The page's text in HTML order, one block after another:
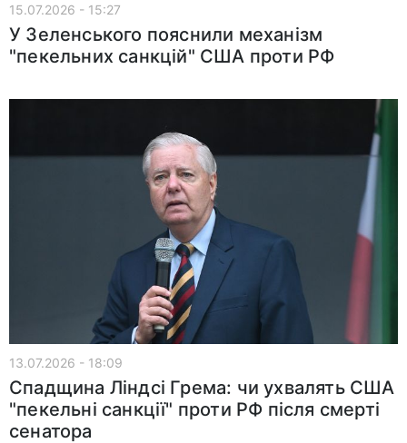
15.07.2026 - 15:27
У Зеленського пояснили механізм
"пекельних санкцій" США проти РФ
13.07.2026 - 18:09
Спадщина Ліндсі Грема: чи ухвалять США
"пекельні санкції" проти РФ після смерті
сенатора